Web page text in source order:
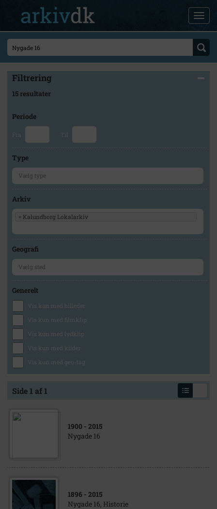
Filtrering
15 resultater
Periode
Fra Til
Type
Arkiv
× Kalundborg Lokalarkiv
Geografi
Generelt
Vis kun med billeder
Vis kun med filmklip
Vis kun med lydklip
Vis kun med kilder
Vis kun med geo-tag
Side 1 af 1
1900 - 2015
Nygade 16
1896 - 2015
Nygade 16, Historie